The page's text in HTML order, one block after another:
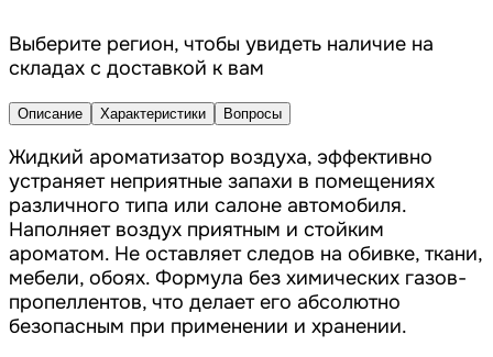
Выберите регион, чтобы увидеть наличие на
складах с доставкой к вам
Описание Характеристики Вопросы
Жидкий ароматизатор воздуха, эффективно
устраняет неприятные запахи в помещениях
различного типа или салоне автомобиля.
Наполняет воздух приятным и стойким
ароматом. Не оставляет следов на обивке, ткани,
мебели, обоях. Формула без химических газов-
пропеллентов, что делает его абсолютно
безопасным при применении и хранении.